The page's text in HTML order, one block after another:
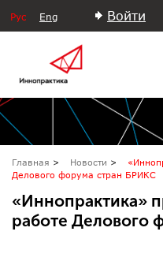
Рус Eng Войти
Главная Новости
Делового форума стран БРИКС
«Иннопрактика»
работе Делового